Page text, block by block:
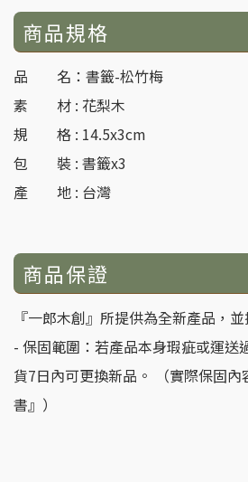
商品規格
品 名：書籤-松竹梅
素 材 : 花梨木
規 格 : 14.5x3cm
包 裝 : 書籤x3
產 地 : 台灣
商品保證
『一郎木創』所提供為全新產品，
- 保固範圍：若產品本身瑕疵或運送
貨7日內可更換新品。 （實際保固
書』）